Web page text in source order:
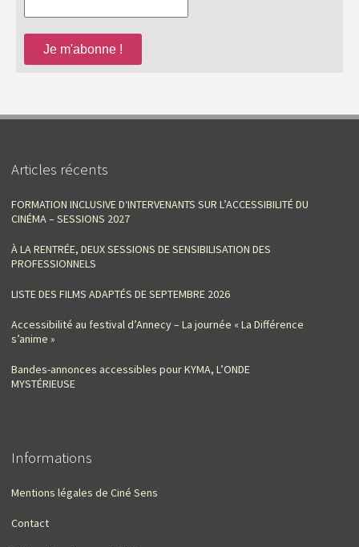
Articles récents
FORMATION INCLUSIVE D‘INTERVENANTS SUR L’ACCESSIBILITÉ DU
CINÉMA – SESSIONS 2027
À LA RENTRÉE, DEUX SESSIONS DE SENSIBILISATION DES
PROFESSIONNELS
LISTE DES FILMS ADAPTÉS DE SEPTEMBRE 2026
Accessibilité au festival d’Annecy – La journée « La Différence
s’anime »
Bandes-annonces accessibles pour KYMA, L’ONDE
MYSTÉRIEUSE
Informations
Mentions légales de Ciné Sens
Contact